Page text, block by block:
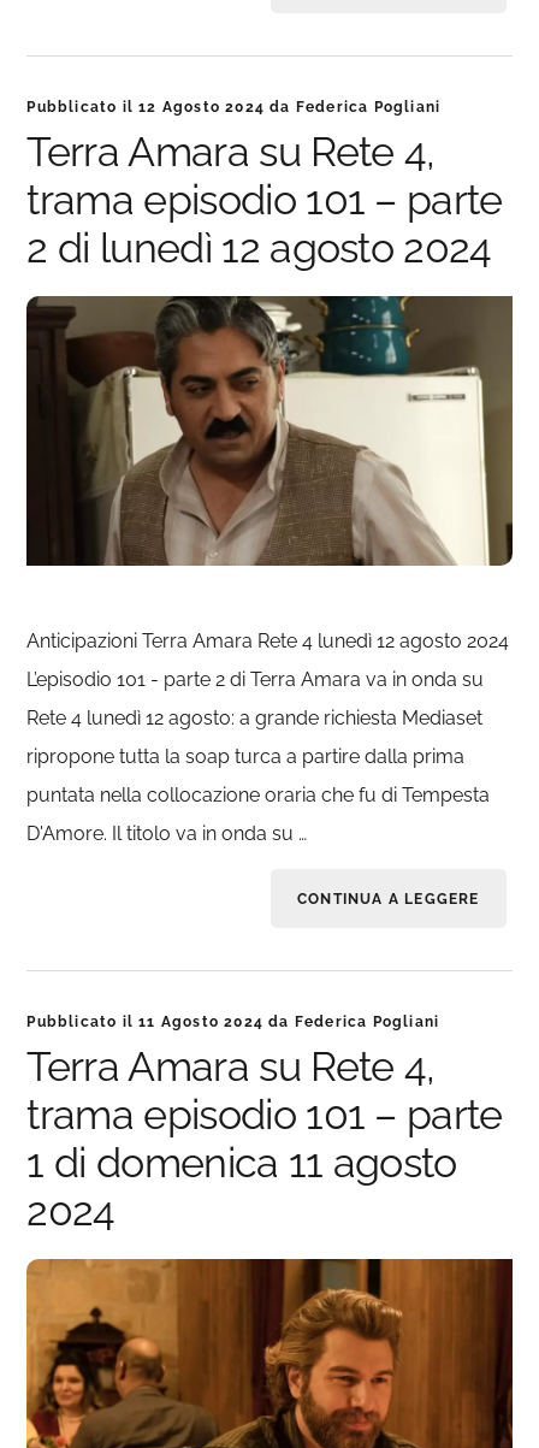
Pubblicato il12 Agosto 2024 da Federica Pogliani
Terra Amara su Rete 4,
trama episodio 101 – parte
2 di lunedì 12 agosto 2024
Anticipazioni Terra Amara Rete 4 lunedì 12 agosto 2024
L’episodio 101 - parte 2 di Terra Amara va in onda su
Rete 4 lunedì 12 agosto: a grande richiesta Mediaset
ripropone tutta la soap turca a partire dalla prima
puntata nella collocazione oraria che fu di Tempesta
D'Amore. Il titolo va in onda su …
CONTINUA A LEGGERE
Pubblicato il11 Agosto 2024 da Federica Pogliani
Terra Amara su Rete 4,
trama episodio 101 – parte
1 di domenica 11 agosto
2024